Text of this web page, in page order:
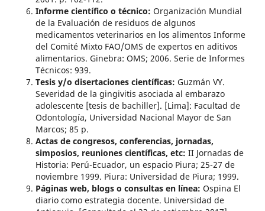
Informe científico o técnico: Organización Mundial
de la Evaluación de residuos de algunos
medicamentos veterinarios en los alimentos Informe
del Comité Mixto FAO/OMS de expertos en aditivos
alimentarios. Ginebra: OMS; 2006. Serie de Informes
Técnicos: 939.
Tesis y/o disertaciones científicas: Guzmán VY.
Severidad de la gingivitis asociada al embarazo
adolescente [tesis de bachiller]. [Lima]: Facultad de
Odontología, Universidad Nacional Mayor de San
Marcos; 85 p.
Actas de congresos, conferencias, jornadas,
simposios, reuniones científicas, etc: II Jornadas de
Historia: Perú-Ecuador, un espacio Piura; 25-27 de
noviembre 1999. Piura: Universidad de Piura; 1999.
Páginas web, blogs o consultas en línea: Ospina El
diario como estrategia docente. Universidad de